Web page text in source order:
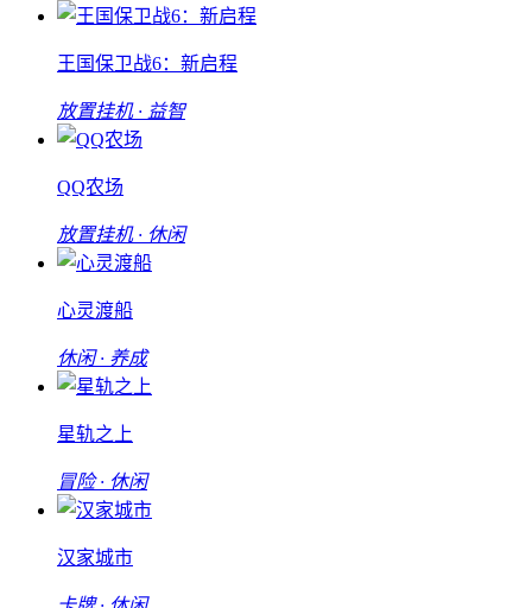
王国保卫战6：新启程
放置挂机 · 益智
QQ农场
放置挂机 · 休闲
心灵渡船
休闲 · 养成
星轨之上
冒险 · 休闲
汉家城市